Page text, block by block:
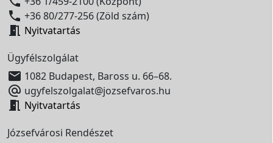
 +36 80/277-256 (Zöld szám)
 Nyitvatartás
Ügyfélszolgálat
 1082 Budapest, Baross u. 66–68.
 ugyfelszolgalat@jozsefvaros.hu
 Nyitvatartás
Józsefvárosi Rendészet